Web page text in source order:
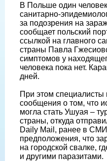
В Польше один
санитарно-
за подозрения на
сообщает польский
ссылкой на главного
страны Павла
симптомов у
человека пока нет.
дней.
При этом специалисты
сообщения о том, что
могла стать Ушуая –
страны, откуда
Daily Mail, ранее в
предположения, что
на городской свалке,
и другими паразитами.